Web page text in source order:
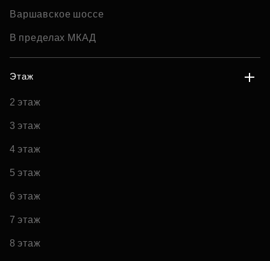
Варшавское шоссе
В пределах МКАД
Этаж
2 этаж
3 этаж
4 этаж
5 этаж
6 этаж
7 этаж
8 этаж